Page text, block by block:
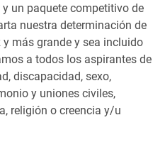
un paquete competitivo de
nuestra determinación de
más grande y sea incluido
a todos los aspirantes de
discapacidad, sexo,
y uniones civiles,
religión o creencia y/u